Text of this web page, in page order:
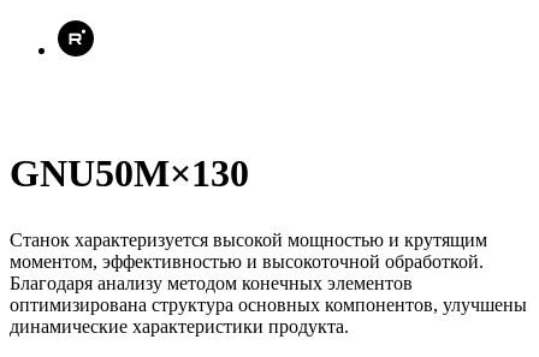
GNU50M×130
Станок характеризуется высокой мощностью и крутящим
моментом, эффективностью и высокоточной обработкой.
Благодаря анализу методом конечных элементов
оптимизирована структура основных компонентов, улучшены
динамические характеристики продукта.